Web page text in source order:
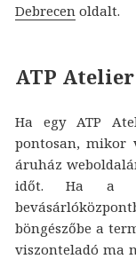
Debrecen oldalt.
ATP
Ha egy ATP
pontosan, mikor
áruház
időt. Ha a
böngészőbe a
viszonteladó ma